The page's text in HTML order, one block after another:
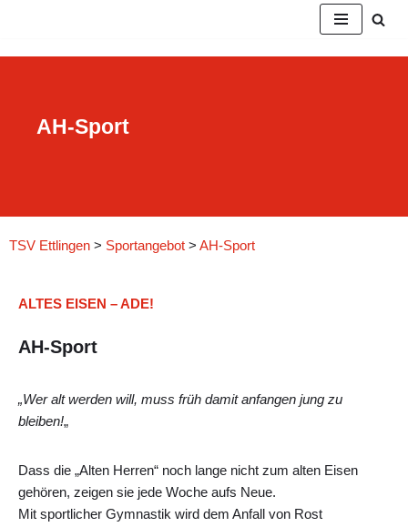
AH-Sport
TSV Ettlingen > Sportangebot > AH-Sport
ALTES EISEN – ADE!
AH-Sport
„Wer alt werden will, muss früh damit anfangen jung zu
bleiben!„
Dass die „Alten Herren“ noch lange nicht zum alten Eisen
gehören, zeigen sie jede Woche aufs Neue.
Mit sportlicher Gymnastik wird dem Anfall von Rost